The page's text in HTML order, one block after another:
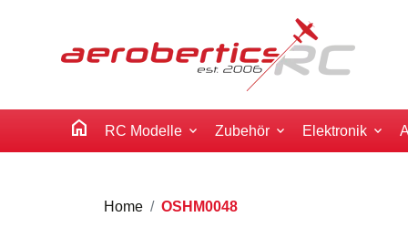
home RC Modelle Zubehör Elektronik
Home OSHM0048